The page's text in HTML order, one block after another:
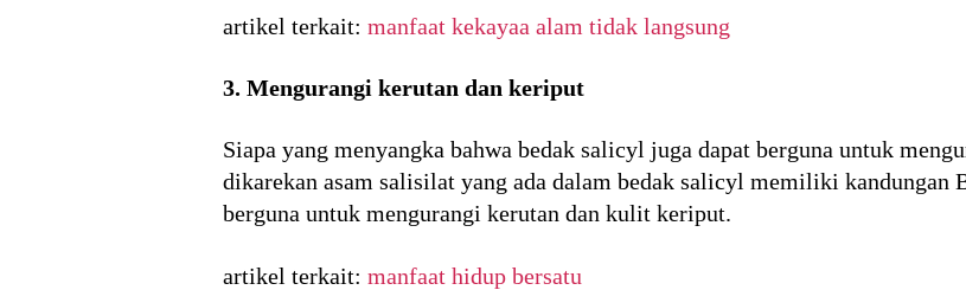
artikel terkait: manfaat kekayaa alam tidak langsung
3. Mengurangi kerutan dan keriput
Siapa yang menyangka bahwa bedak salicyl juga dapat berguna untuk
dikarekan asam salisilat yang ada dalam bedak salicyl memiliki kandungan
berguna untuk mengurangi kerutan dan kulit keriput.
artikel terkait: manfaat hidup bersatu